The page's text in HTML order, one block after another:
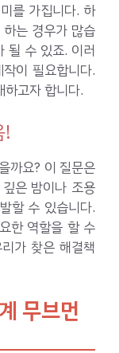
를 가집니다. 하
는 경우가 많습
될 수 있죠. 이러
이 필요합니다.
하고자 합니다.
!
까요? 이 질문은
은 밤이나 조용
할 수 있습니다.
한 역할을 할 수
가 찾은 해결책
무브먼